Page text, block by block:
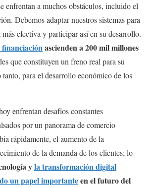
enfrentan a muchos obstáculos, incluido el
Debemos adaptar nuestros sistemas para
más efectiva y participar así en su desarrollo.
financiaciónascienden a 200 mil millones
que constituyen un freno real para su
para el desarrollo económico de los
enfrentan desafíos constantes
por un panorama de comercio
rápidamente, el aumento de la
de la demanda de los clientes; lo
yla transformación digital
un papel importanteen el futuro del